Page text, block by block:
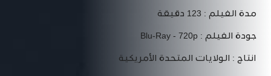
مدة الفيلم : 123 دقيقة
جودة الفيلم : Blu-Ray - 720p
انتاج : الولايات المتحدة الأمريكية